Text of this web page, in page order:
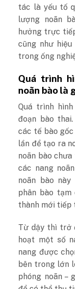
tác là yếu tố
lượng noãn
hưởng trực
cũng như
trong ống
Quá trình
noãn bào là
Quá trình
đoạn bào
các tế bào gốc
lần để tạo ra
noãn bào
các nang
noãn bào
phân bào
thành mới tiếp
Từ dậy thì trở
hoạt một số
nang được
bên trong lớn
phóng noãn –